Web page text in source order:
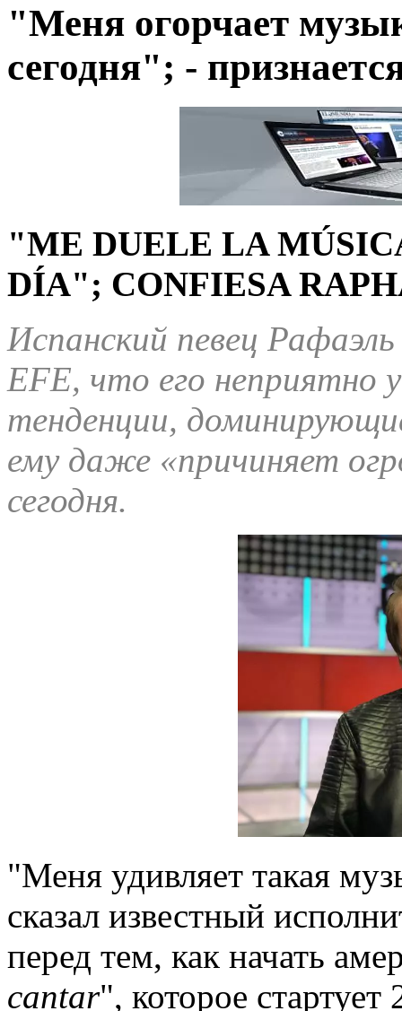
"Меня огорчает
сегодня"; -
"ME DUELE LA
DÍA"; CONFIESA
Испанский певец
EFE, что его неприятно
тенденции,
ему даже «причиняет
сегодня.
"Меня удивляет такая
сказал известный
перед тем, как начать
cantar", которое